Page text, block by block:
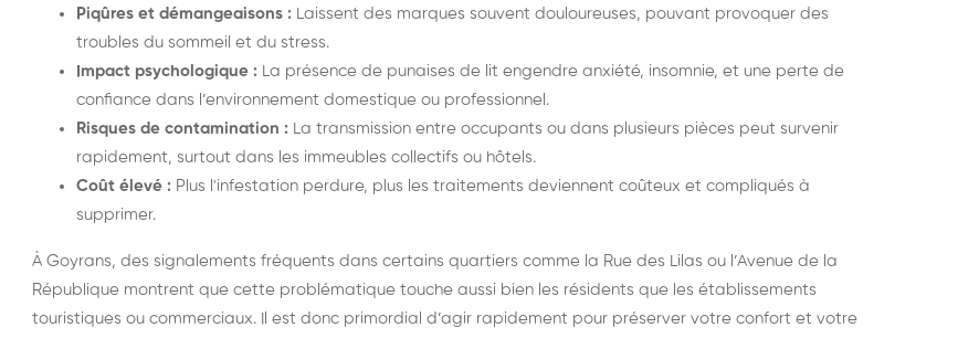
Piqûres et démangeaisons : Laissent des marques souvent douloureuses, pouvant provoquer des
troubles du sommeil et du stress.
Impact psychologique : La présence de punaises de lit engendre anxiété, insomnie, et une perte de
confiance dans l’environnement domestique ou professionnel.
Risques de contamination : La transmission entre occupants ou dans plusieurs pièces peut survenir
rapidement, surtout dans les immeubles collectifs ou hôtels.
Coût élevé : Plus l'infestation perdure, plus les traitements deviennent coûteux et compliqués à
supprimer.
À Goyrans, des signalements fréquents dans certains quartiers comme la Rue des Lilas ou l’Avenue de la
République montrent que cette problématique touche aussi bien les résidents que les établissements
touristiques ou commerciaux. Il est donc primordial d’agir rapidement pour préserver votre confort et votre